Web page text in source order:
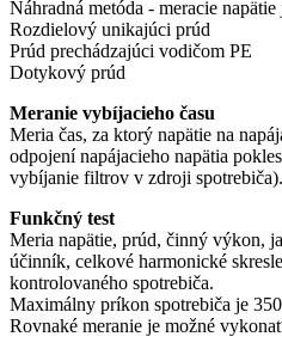
Náhradná metóda - meracie
Rozdielový unikajúci prúd
Prúd prechádzajúci vodičom PE
Dotykový prúd
Meranie vybíjacieho času
Meria čas, za ktorý napätie na
odpojení napájacieho napätia
vybíjanie filtrov v zdroji spotrebiča).
Funkčný test
Meria napätie, prúd, činný výkon,
účinník, celkové harmonické
kontrolovaného spotrebiča.
Maximálny príkon spotrebiča je
Rovnaké meranie je možné